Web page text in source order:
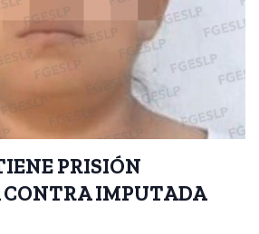
PRISIÓN
IMPUTADA